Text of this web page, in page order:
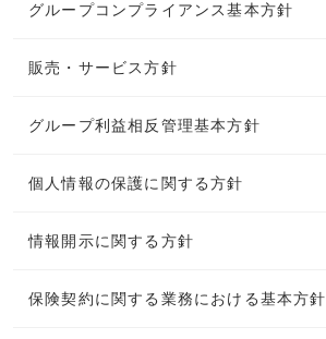
グループコンプライアンス基本方針
販売・サービス方針
グループ利益相反管理基本方針
個人情報の保護に関する方針
情報開示に関する方針
保険契約に関する業務における基本方針